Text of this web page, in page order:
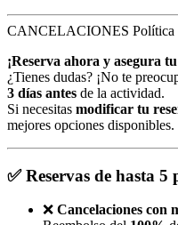
CANCELACIONES Política
¡Reserva ahora y asegura
¿Tienes dudas? ¡No te
3 días antes de la actividad.
Si necesitas modificar tu
mejores opciones disponibles.
✅Reservas de hasta 5
❌ Cancelaciones con